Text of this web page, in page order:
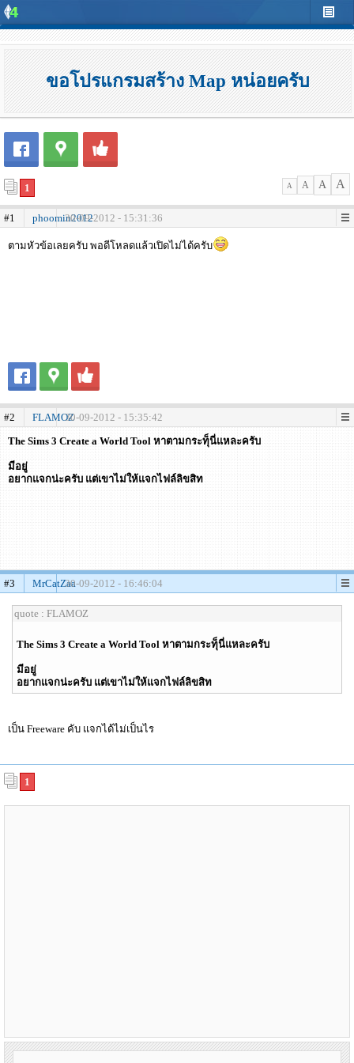
ขอโปรแกรมสร้าง Map หน่อยครับ
1 A A A A
#1 phoomin201230-09-2012 - 15:31:36
ตามหัวข้อเลยครับ พอดีโหลดแล้วเปิดไม่ได้ครับ
#2 FLAMOZ30-09-2012 - 15:35:42
The Sims 3 Create a World Tool หาตามกระทุ็นี่แหละครับ
มีอยู่
อยากแจกน่ะครับ แต่เขาไม่ให้แจกไฟล์ลิขสิท
#3 MrCatZaa30-09-2012 - 16:46:04
quote : FLAMOZ
The Sims 3 Create a World Tool หาตามกระทุ็นี่แหละครับ
มีอยู่
อยากแจกน่ะครับ แต่เขาไม่ให้แจกไฟล์ลิขสิท
เป็น Freeware คับ แจกได้ไม่เป็นไร
1